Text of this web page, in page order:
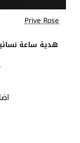
Prive Rose
هدية ساعة